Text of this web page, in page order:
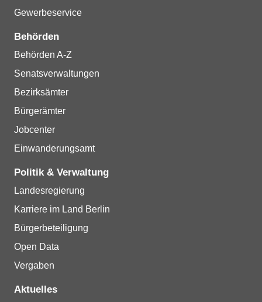
Gewerbeservice
Behörden
Behörden A-Z
Senatsverwaltungen
Bezirksämter
Bürgerämter
Jobcenter
Einwanderungsamt
Politik & Verwaltung
Landesregierung
Karriere im Land Berlin
Bürgerbeteiligung
Open Data
Vergaben
Aktuelles